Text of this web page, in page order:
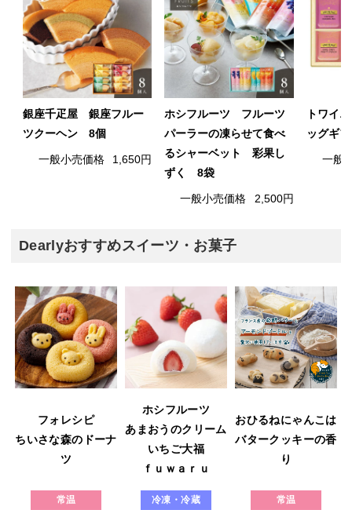
銀座千疋屋 銀座フルー
ツクーヘン 8個
一般小売価格 1,650円
ホシフルーツ フルーツ
パーラーの凍らせて食べ
るシャーベット 彩果し
ずく 8袋
一般小売価格 2,500円
トワイ
ッグギ
一般
Dearlyおすすめスイーツ・お菓子
フォレシピ
ちいさな森のドーナ
ツ
常温
ホシフルーツ
あまおうのクリーム
いちご大福
ｆｕｗａｒｕ
冷凍・冷蔵
おひるねにゃんこは
バタークッキーの香
り
常温